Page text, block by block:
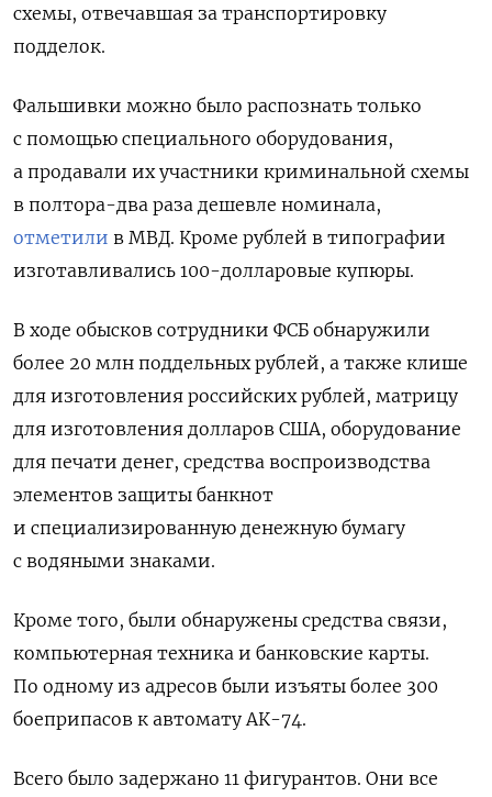
схемы, отвечавшая за транспортировку
подделок.
Фальшивки можно было распознать только
с помощью специального оборудования,
а продавали их участники криминальной схемы
в полтора-два раза дешевле номинала,
отметили в МВД. Кроме рублей в типографии
изготавливались 100-долларовые купюры.
В ходе обысков сотрудники ФСБ обнаружили
более 20 млн поддельных рублей, а также клише
для изготовления российских рублей, матрицу
для изготовления долларов США, оборудование
для печати денег, средства воспроизводства
элементов защиты банкнот
и специализированную денежную бумагу
с водяными знаками.
Кроме того, были обнаружены средства связи,
компьютерная техника и банковские карты.
По одному из адресов были изъяты более 300
боеприпасов к автомату АК-74.
Всего было задержано 11 фигурантов. Они все